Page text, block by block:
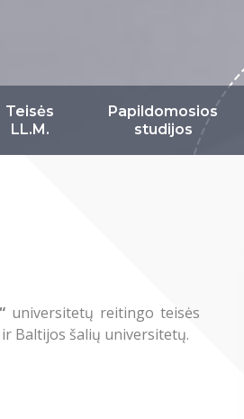
Teisės
LL.M.
Papildomosios
studijos
“universitetų reitingo teisės
Baltijos šalių universitetų.